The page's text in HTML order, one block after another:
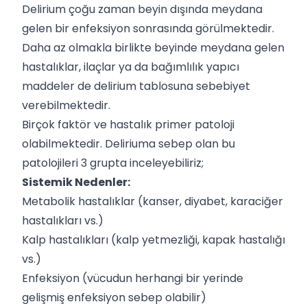
Delirium çoğu zaman beyin dışında meydana
gelen bir enfeksiyon sonrasında görülmektedir.
Daha az olmakla birlikte beyinde meydana gelen
hastalıklar, ilaçlar ya da bağımlılık yapıcı
maddeler de delirium tablosuna sebebiyet
verebilmektedir.
Birçok faktör ve hastalık primer patoloji
olabilmektedir. Deliriuma sebep olan bu
patolojileri 3 grupta inceleyebiliriz;
Sistemik Nedenler:
Metabolik hastalıklar (kanser, diyabet, karaciğer
hastalıkları vs.)
Kalp hastalıkları (kalp yetmezliği, kapak hastalığı
vs.)
Enfeksiyon (vücudun herhangi bir yerinde
gelişmiş enfeksiyon sebep olabilir)